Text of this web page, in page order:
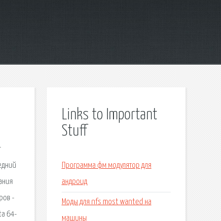
this printer is
Links to Important
Stuff
Программа фм модулятор для
андроид
Моды для nfs most wanted на
машины